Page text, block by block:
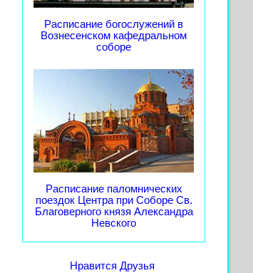
Расписание богослужений в
Вознесенском кафедральном
соборе
Расписание паломнических
поездок Центра при Соборе Св.
Благоверного князя Александра
Невского
Нравится Друзья